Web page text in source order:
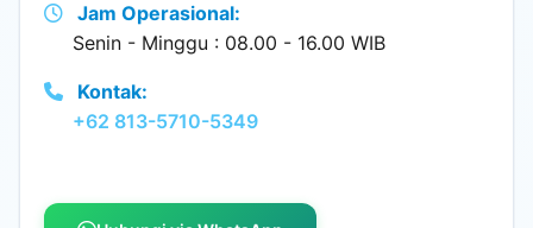
Jam Operasional:
Senin - Minggu : 08.00 - 16.00 WIB
Kontak:
+62 813-5710-5349